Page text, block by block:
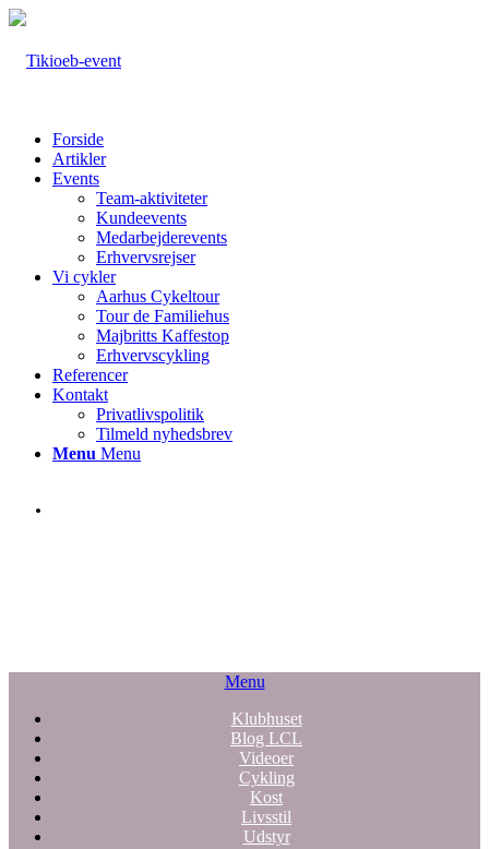
Forside
Artikler
Events
Team-aktiviteter
Kundeevents
Medarbejderevents
Erhvervsrejser
Vi cykler
Aarhus Cykeltour
Tour de Familiehus
Majbritts Kaffestop
Erhvervscykling
Referencer
Kontakt
Privatlivspolitik
Tilmeld nyhedsbrev
Menu Menu
Menu
Klubhuset
Blog LCL
Videoer
Cykling
Kost
Livsstil
Udstyr